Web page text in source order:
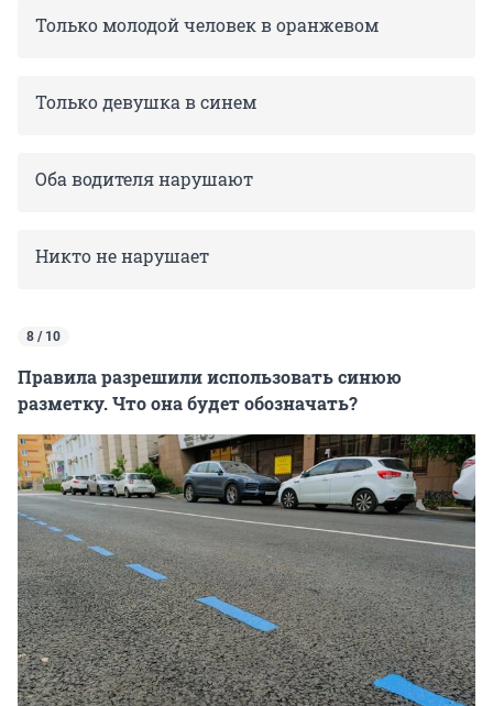
Только молодой человек в оранжевом
Только девушка в синем
Оба водителя нарушают
Никто не нарушает
8 / 10
Правила разрешили использовать синюю
разметку. Что она будет обозначать?